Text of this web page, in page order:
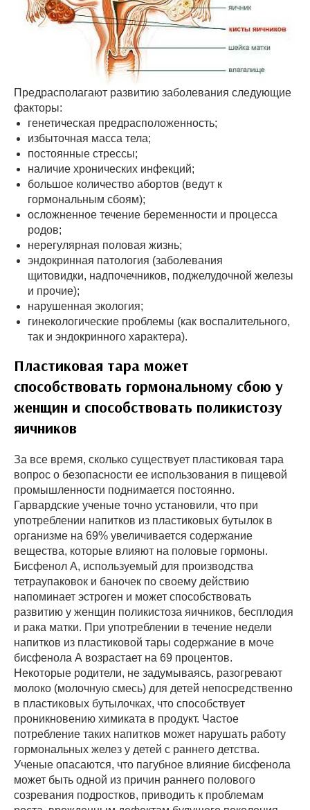
Предрасполагают развитию заболевания следующие
факторы:
генетическая предрасположенность;
избыточная масса тела;
постоянные стрессы;
наличие хронических инфекций;
большое количество абортов (ведут к
гормональным сбоям);
осложненное течение беременности и процесса
родов;
нерегулярная половая жизнь;
эндокринная патология (заболевания
щитовидки, надпочечников, поджелудочной железы
и прочие);
нарушенная экология;
гинекологические проблемы (как воспалительного,
так и эндокринного характера).
Пластиковая тара может
способствовать гормональному сбою у
женщин и способствовать поликистозу
яичников
За все время, сколько существует пластиковая тара
вопрос о безопасности ее использования в пищевой
промышленности поднимается постоянно.
Гарвардские ученые точно установили, что при
употреблении напитков из пластиковых бутылок в
организме на 69% увеличивается содержание
вещества, которые влияют на половые гормоны.
Бисфенол А, используемый для производства
тетраупаковок и баночек по своему действию
напоминает эстроген и может способствовать
развитию у женщин поликистоза яичников, бесплодия
и рака матки. При употреблении в течение недели
напитков из пластиковой тары содержание в моче
бисфенола А возрастает на 69 процентов.
Некоторые родители, не задумываясь, разогревают
молоко (молочную смесь) для детей непосредственно
в пластиковых бутылочках, что способствует
проникновению химиката в продукт. Частое
потребление таких напитков может нарушать работу
гормональных желез у детей с раннего детства.
Ученые опасаются, что пагубное влияние бисфенола
может быть одной из причин раннего полового
созревания подростков, приводить к проблемам